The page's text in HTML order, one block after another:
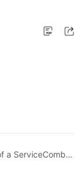
Previous topic: Deleting the RBAC Account of a ServiceComb Engine